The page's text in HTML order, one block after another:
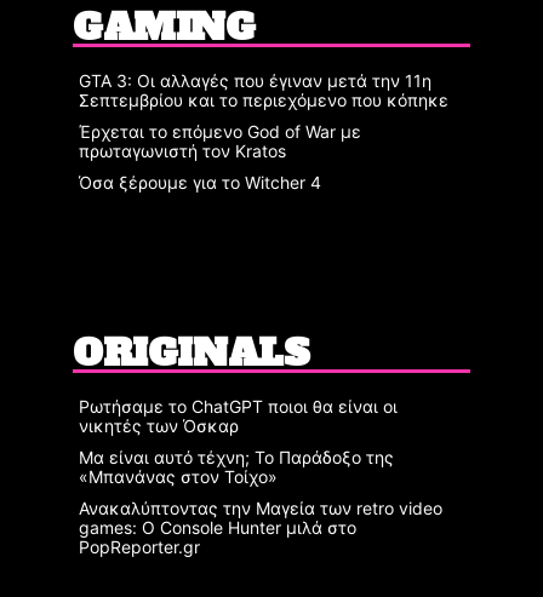
GAMING
GTA 3: Οι αλλαγές που έγιναν μετά την 11η
Σεπτεμβρίου και το περιεχόμενο που κόπηκε
Έρχεται το επόμενο God of War με
πρωταγωνιστή τον Kratos
Όσα ξέρουμε για το Witcher 4
ORIGINALS
Ρωτήσαμε το ChatGPT ποιοι θα είναι οι
νικητές των Όσκαρ
Μα είναι αυτό τέχνη; Το Παράδοξο της
«Μπανάνας στον Τοίχο»
Ανακαλύπτοντας την Μαγεία των retro video
games: Ο Console Hunter μιλά στο
PopReporter.gr